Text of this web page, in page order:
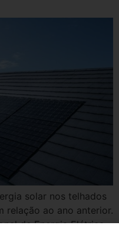
solar nos telhados
relação ao ano anterior.
de Energia Elétrica